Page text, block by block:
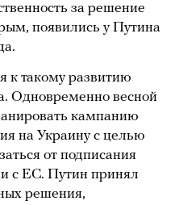
за решение
появились у Путина
к такому развитию
Одновременно весной
кампанию
на Украину с целью
от подписания
с ЕС. Путин принял
решения,